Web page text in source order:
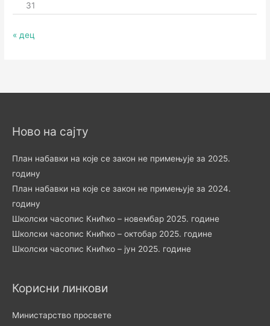
31
« дец
Ново на сајту
План набавки на које се закон не примењује за 2025.
годину
План набавки на које се закон не примењује за 2024.
годину
Школски часопис Книћко – новембар 2025. године
Школски часопис Книћко – октобар 2025. године
Школски часопис Книћко – јун 2025. године
Корисни линкови
Министарство просвете